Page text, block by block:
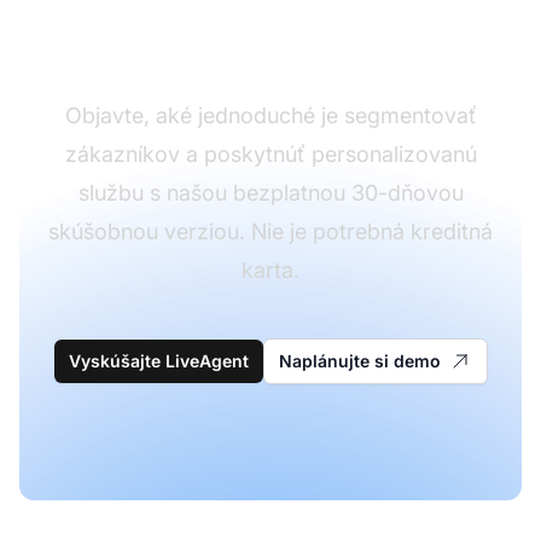
Objavte, aké jednoduché je segmentovať
zákazníkov a poskytnúť personalizovanú
službu s našou bezplatnou 30-dňovou
skúšobnou verziou. Nie je potrebná kreditná
karta.
Vyskúšajte LiveAgent Naplánujte si demo